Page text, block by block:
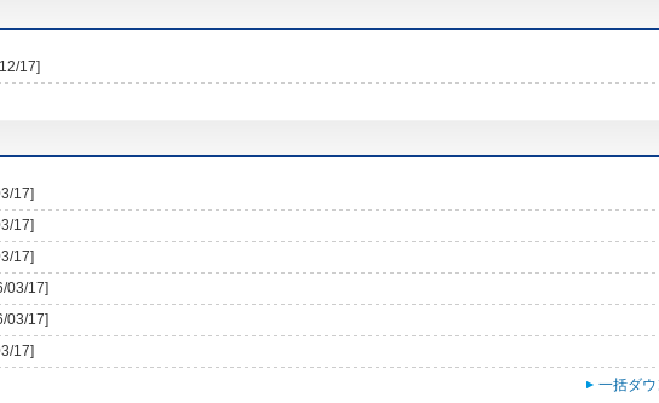
17]
17]
17]
17]
03/17]
03/17]
17]
一括ダ